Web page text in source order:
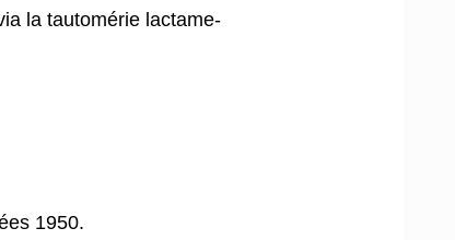
la tautomérie lactame-
1950.